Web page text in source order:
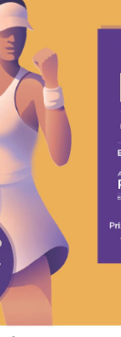
pro,
de tennis
de la WTA.
témoins de
!
venez vivre le
place assurée
la journée sur